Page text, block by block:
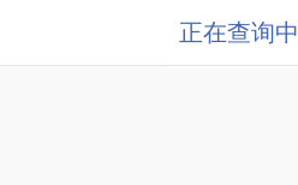
正在查询中